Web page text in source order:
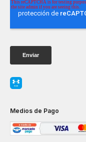
Medios de Pago